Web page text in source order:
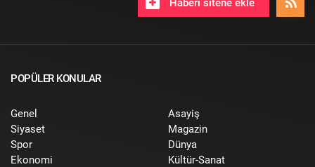
Haberi sitene ekle
POPÜLER KONULAR
Genel
Siyaset
Spor
Ekonomi
Asayiş
Magazin
Dünya
Kültür-Sanat